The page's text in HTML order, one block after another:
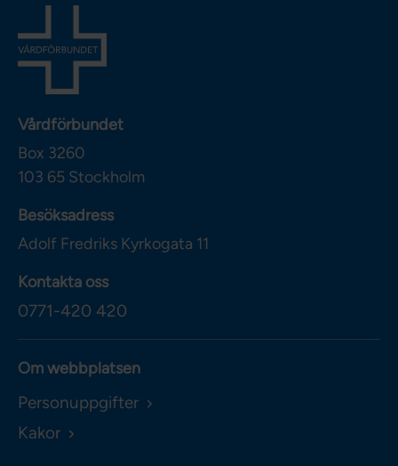
Vårdförbundet
Box 3260
103 65 Stockholm
Besöksadress
Adolf Fredriks Kyrkogata 11
Kontakta oss
0771-420 420
Om webbplatsen
Personuppgifter
Kakor